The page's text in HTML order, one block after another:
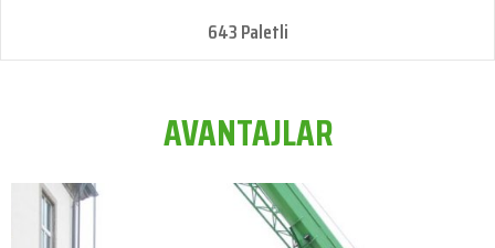
643 Paletli
AVANTAJLAR